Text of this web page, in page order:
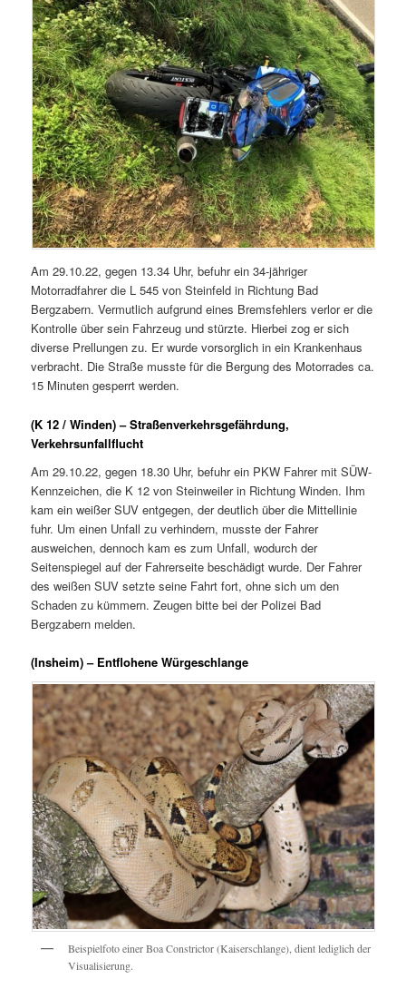
Am 29.10.22, gegen 13.34 Uhr, befuhr ein 34-jähriger
Motorradfahrer die L 545 von Steinfeld in Richtung Bad
Bergzabern. Vermutlich aufgrund eines Bremsfehlers verlor er die
Kontrolle über sein Fahrzeug und stürzte. Hierbei zog er sich
diverse Prellungen zu. Er wurde vorsorglich in ein Krankenhaus
verbracht. Die Straße musste für die Bergung des Motorrades ca.
15 Minuten gesperrt werden.
(K 12 / Winden) – Straßenverkehrsgefährdung,
Verkehrsunfallflucht
Am 29.10.22, gegen 18.30 Uhr, befuhr ein PKW Fahrer mit SÜW-
Kennzeichen, die K 12 von Steinweiler in Richtung Winden. Ihm
kam ein weißer SUV entgegen, der deutlich über die Mittellinie
fuhr. Um einen Unfall zu verhindern, musste der Fahrer
ausweichen, dennoch kam es zum Unfall, wodurch der
Seitenspiegel auf der Fahrerseite beschädigt wurde. Der Fahrer
des weißen SUV setzte seine Fahrt fort, ohne sich um den
Schaden zu kümmern. Zeugen bitte bei der Polizei Bad
Bergzabern melden.
(Insheim) – Entflohene Würgeschlange
Beispielfoto einer Boa Constrictor (Kaiserschlange), dient lediglich der
Visualisierung.